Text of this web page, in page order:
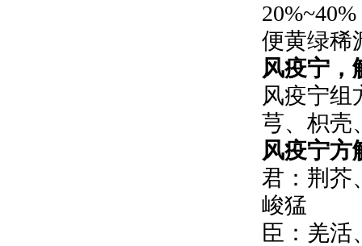
便黄绿稀
风疫宁，
风疫宁组
芎、枳壳
风疫宁方
君：荆芥
峻猛
臣：羌活